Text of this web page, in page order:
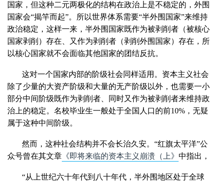
国家，但这种二元两极化的结构在政治上是不稳定的，外围
国家会“揭竿而起”。所以世界体系需要“半外围国家”来维持
政治稳定，这样一来，半外围国家既作为被剥削者（被核心
国家剥削）存在、又作为剥削者（剥削外围国家）存在，所
以核心国家就不会面临其他国家的团结反抗。
这对一个国家内部的阶级社会同样适用。资本主义社会
除了少量的大资产阶级和大量的无产阶级以外，也需要一小
部分中间阶级既作为剥削者、同时又作为被剥削者来维持政
治上的稳定。名校毕业生一般处于全国人口的前10% ，无疑
属于这种中间阶级。
然而，这种社会结构并不会长治久安。“红旗太平洋”公
众号曾在其文章 《即将来临的资本主义崩溃（上》 中指出，
“从上世纪六十年代到八十年代，半外围地区处于全球